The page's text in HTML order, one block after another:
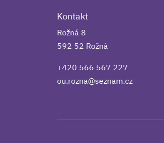
Kontakt
Rožná 8
592 52 Rožná
+420 566 567 227
ou.rozna@seznam.cz